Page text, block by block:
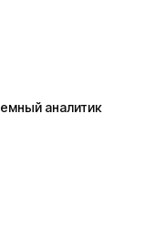
аналитик